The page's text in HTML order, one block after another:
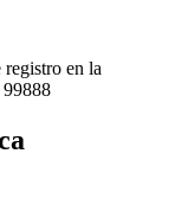
en la
99888